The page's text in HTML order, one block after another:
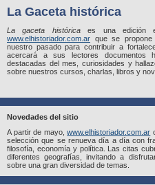
La Gaceta histórica
La gaceta históricaes una edición
www.elhistoriador.com.ar que se
nuestro pasado para contribuir a
acercará a sus lectores documentos
destacadas del mes, curiosidades y
sobre nuestros cursos, charlas, libros y
Novedades del sitio
A partir de mayo,www.elhistoriador.com.ar
selección que se renueva día a día con
filosofía, economía y política. Las citas
diferentes geografías, invitando a
sobre una gran diversidad de temas.